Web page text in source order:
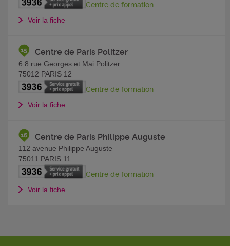
Centre de formation
Voir la fiche
Centre de Paris Politzer
6 8 rue Georges et Mai Politzer
75012 PARIS 12
Centre de formation
Voir la fiche
Centre de Paris Philippe Auguste
112 avenue Philippe Auguste
75011 PARIS 11
Centre de formation
Voir la fiche